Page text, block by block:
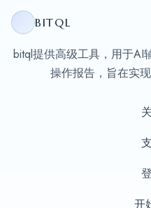
BITQL
bitql提供高级工具，用于AI
操作报告，旨在实
开